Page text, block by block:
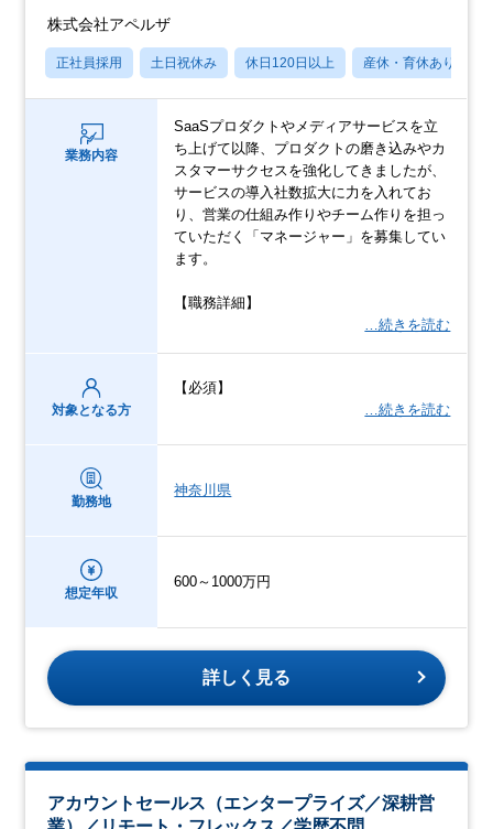
株式会社アペルザ
正社員採用 土日祝休み 休日120日以上 産休・育休あり
業務内容
SaaSプロダクトやメディアサービスを立
ち上げて以降、プロダクトの磨き込みやカ
スタマーサクセスを強化してきましたが、
サービスの導入社数拡大に力を入れてお
り、営業の仕組み作りやチーム作りを担っ
ていただく「マネージャー」を募集してい
ます。
【職務詳細】
…続きを読む
対象となる方
【必須】
…続きを読む
勤務地
神奈川県
想定年収
600～1000万円
詳しく見る
アカウントセールス（エンタープライズ／深耕営